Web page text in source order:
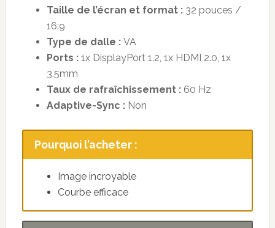
Taille de l’écran et format :32 pouces /
16:9
Type de dalle : VA
Ports :1x DisplayPort 1.2, 1x HDMI 2.0, 1x
3.5mm
Taux de rafraîchissement :60 Hz
Adaptive-Sync : Non
Pourquoi l’acheter :
Image incroyable
Courbe efficace